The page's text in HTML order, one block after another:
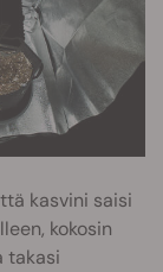
kasvini saisi
kokosin
takasi